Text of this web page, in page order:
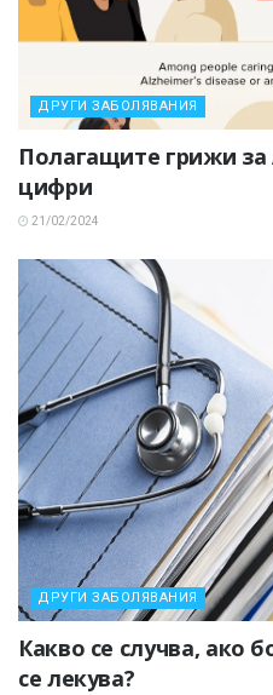
ДРУГИ ЗАБОЛЯВАНИЯ
Полагащите грижи
цифри
21/02/2024
ДРУГИ ЗАБОЛЯВАНИЯ
Какво се случва, ако
се лекува?